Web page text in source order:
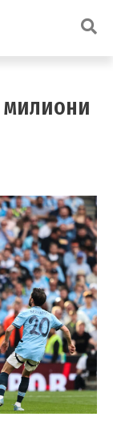
милиони